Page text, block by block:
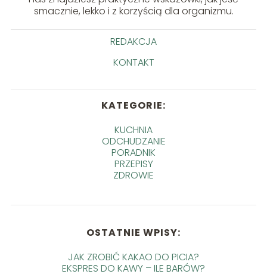
smacznie, lekko i z korzyścią dla organizmu.
REDAKCJA
KONTAKT
KATEGORIE:
KUCHNIA
ODCHUDZANIE
PORADNIK
PRZEPISY
ZDROWIE
OSTATNIE WPISY:
JAK ZROBIĆ KAKAO DO PICIA?
EKSPRES DO KAWY – ILE BARÓW?